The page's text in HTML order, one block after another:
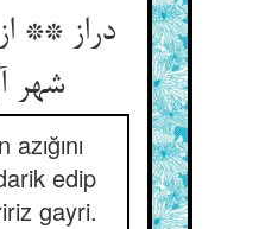
دراز **
شهر
azığını
edip
gayri.